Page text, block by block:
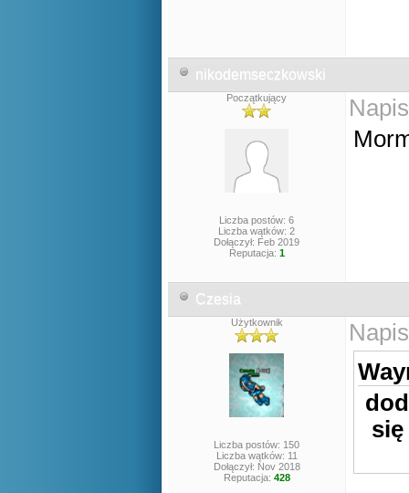
nikodemseczkowski
Początkujący
Liczba postów: 6
Liczba wątków: 2
Dołączył: Feb 2019
Reputacja: 1
Czesia
Użytkownik
Liczba postów: 150
Liczba wątków: 11
Dołączył: Nov 2018
Reputacja: 428